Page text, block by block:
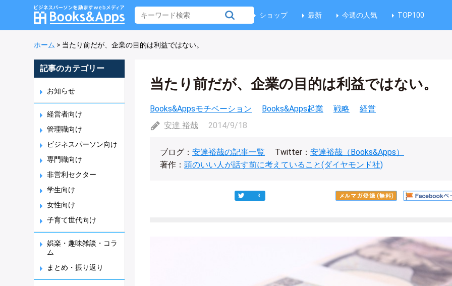
ショップ 最新 今週の人気 TOP100
ホーム > 当たり前だが、企業の目的は利益ではない。
記事のカテゴリー
お知らせ
経営者向け
管理職向け
ビジネスパーソン向け
専門職向け
非営利セクター
学生向け
女性向け
子育て世代向け
娯楽・趣味雑談・コラ
ム
まとめ・振り返り
当たり前だが、企業の目的は利益ではない。
Books&Appsモチベーション Books&Apps起業 戦略
経営
安達 裕哉
2014/9/18
ブログ： 安達裕哉の記事一覧 Twitter： 安達裕哉（Books&Apps）
著作： 頭のいい人が話す前に考えていること(ダイヤモンド社)
3